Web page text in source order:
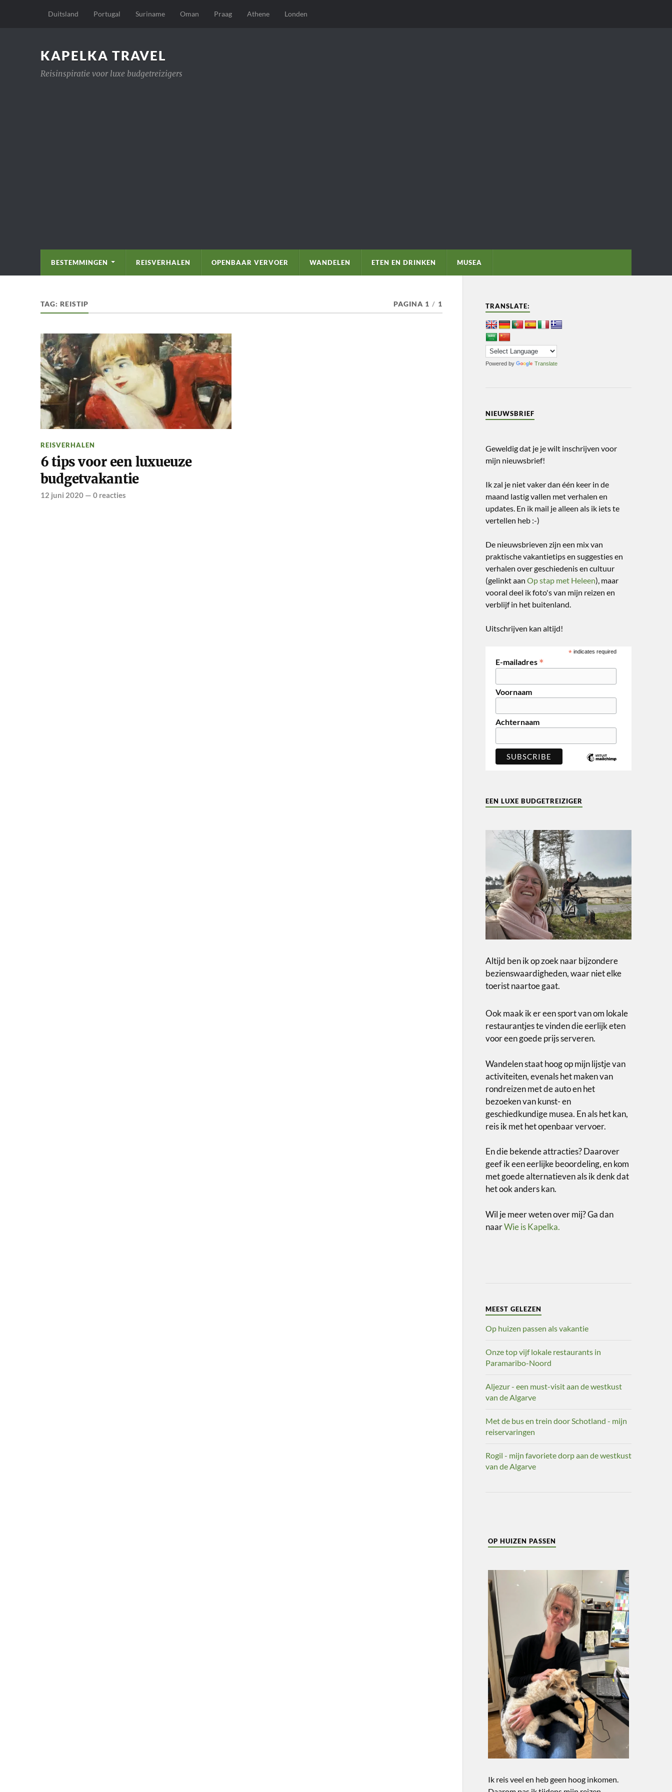
Duitsland Portugal Suriname Oman Praag Athene Londen
KAPELKA TRAVEL
Reisinspiratie voor luxe budgetreizigers
BESTEMMINGEN REISVERHALEN OPENBAAR VERVOER WANDELEN ETEN EN DRINKEN MUSEA
TAG: REISTIP PAGINA 1 / 1
REISVERHALEN
6 tips voor een luxueuze
budgetvakantie
12 juni 2020— 0 reacties
TRANSLATE:
Powered by Translate
NIEUWSBRIEF
Geweldig dat je je wilt inschrijven voor
mijn nieuwsbrief!
Ik zal je niet vaker dan één keer in de
maand lastig vallen met verhalen en
updates. En ik mail je alleen als ik iets te
vertellen heb :-)
De nieuwsbrieven zijn een mix van
praktische vakantietips en suggesties en
verhalen over geschiedenis en cultuur
(gelinkt aan Op stap met Heleen), maar
vooral deel ik foto's van mijn reizen en
verblijf in het buitenland.
Uitschrijven kan altijd!
* indicates required
E-mailadres *
Voornaam
Achternaam
EEN LUXE BUDGETREIZIGER
Altijd ben ik op zoek naar bijzondere
bezienswaardigheden, waar niet elke
toerist naartoe gaat.
Ook maak ik er een sport van om lokale
restaurantjes te vinden die eerlijk eten
voor een goede prijs serveren.
Wandelen staat hoog op mijn lijstje van
activiteiten, evenals het maken van
rondreizen met de auto en het
bezoeken van kunst- en
geschiedkundige musea. En als het kan,
reis ik met het openbaar vervoer.
En die bekende attracties? Daarover
geef ik een eerlijke beoordeling, en kom
met goede alternatieven als ik denk dat
het ook anders kan.
Wil je meer weten over mij? Ga dan
naarWie is Kapelka.
MEEST GELEZEN
Op huizen passen als vakantie
Onze top vijf lokale restaurants in
Paramaribo-Noord
Aljezur - een must-visit aan de westkust
van de Algarve
Met de bus en trein door Schotland - mijn
reiservaringen
Rogil - mijn favoriete dorp aan de westkust
van de Algarve
OP HUIZEN PASSEN
Ik reis veel en heb geen hoog inkomen.